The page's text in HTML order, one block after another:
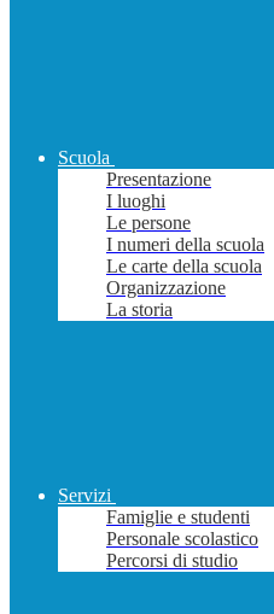
Scuola
Presentazione
I luoghi
Le persone
I numeri della scuola
Le carte della scuola
Organizzazione
La storia
Servizi
Famiglie e studenti
Personale scolastico
Percorsi di studio